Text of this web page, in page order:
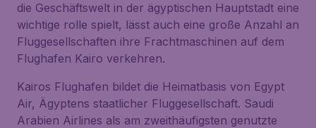
die Geschäftswelt in der ägyptischen Hauptstadt eine
wichtige rolle spielt, lässt auch eine große Anzahl an
Fluggesellschaften ihre Frachtmaschinen auf dem
Flughafen Kairo verkehren.
Kairos Flughafen bildet die Heimatbasis von Egypt
Air, Ägyptens staatlicher Fluggesellschaft. Saudi
Arabien Airlines als am zweithäufigsten genutzte